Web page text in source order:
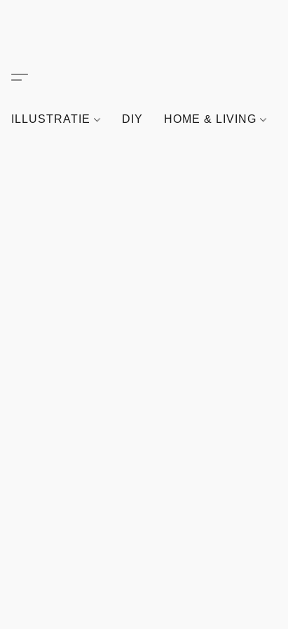
ILLUSTRATIE DIY HOME & LIVING